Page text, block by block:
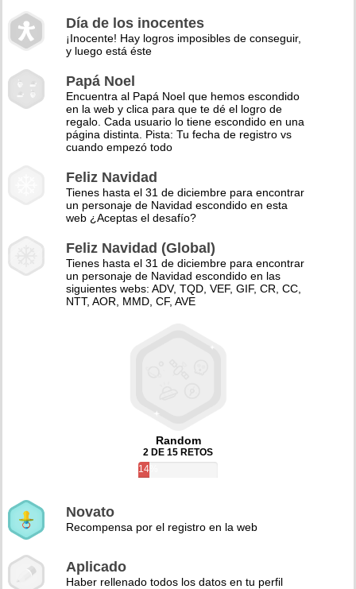
Día de los inocentes
¡Inocente! Hay logros imposibles de conseguir,
y luego está éste
Papá Noel
Encuentra al Papá Noel que hemos escondido
en la web y clica para que te dé el logro de
regalo. Cada usuario lo tiene escondido en una
página distinta. Pista: Tu fecha de registro vs
cuando empezó todo
Feliz Navidad
Tienes hasta el 31 de diciembre para encontrar
un personaje de Navidad escondido en esta
web ¿Aceptas el desafío?
Feliz Navidad (Global)
Tienes hasta el 31 de diciembre para encontrar
un personaje de Navidad escondido en las
siguientes webs: ADV, TQD, VEF, GIF, CR, CC,
NTT, AOR, MMD, CF, AVE
Random
2 DE 15 RETOS
14%
Novato
Recompensa por el registro en la web
Aplicado
Haber rellenado todos los datos en tu perfil